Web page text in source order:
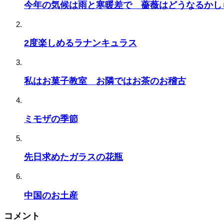
今年の気候は雨と寒暖差で 薔薇はどうなるかし
2度楽しめるラナンキュラス
私はお菓子教室 お隣ではお茶のお稽古
ミモザの季節
先日求めたガラスの花瓶
中国のお土産
コメント